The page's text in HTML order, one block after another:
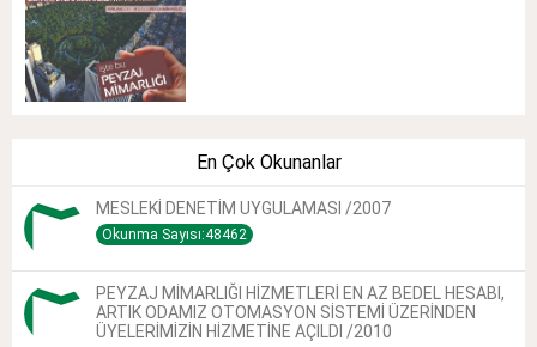
En Çok Okunanlar
MESLEKİ DENETİM UYGULAMASI /2007
Okunma Sayısı:48462
PEYZAJ MİMARLIĞI HİZMETLERİ EN AZ BEDEL HESABI,
ARTIK ODAMIZ OTOMASYON SİSTEMİ ÜZERİNDEN
ÜYELERİMİZİN HİZMETİNE AÇILDI /2010